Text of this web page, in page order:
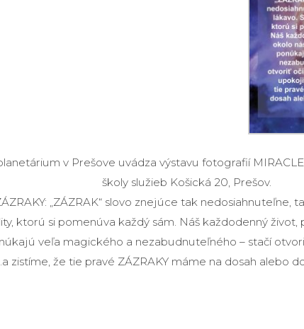
v Prešove uvádza výstavu fotografií
školy služieb Košická 20, Prešov.
„ZÁZRAK“ slovo znejúce tak nedosiahnuteľne,
ktorú si pomenúva každý sám. Náš každodenný život,
veľa magického a nezabudnuteľného – stačí
zistíme, že tie pravé ZÁZRAKY máme na dosah alebo